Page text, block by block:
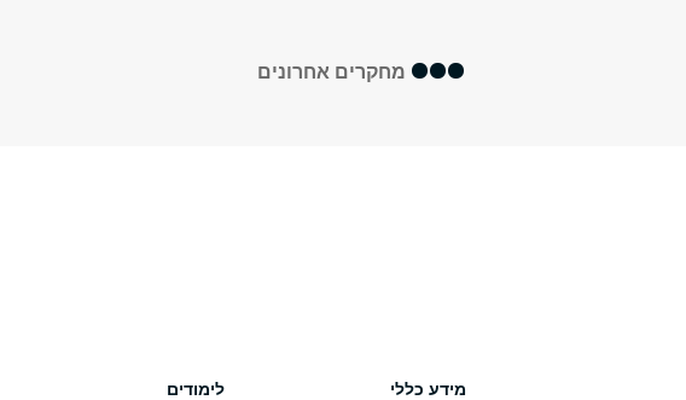
מחקרים אחרונים
Effects of microplastic
on a native co...
מידע כללי
לימודים